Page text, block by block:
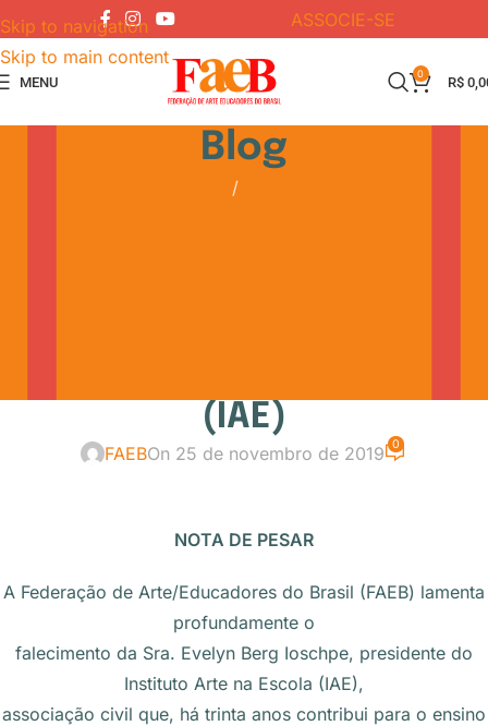
Skip to navigation
Skip to main content
ASSOCIE-SE
MENU 0 R$
Blog
(IAE)
FAEBOn 25 de novembro de 2019 0
NOTA DE PESAR
A Federação de Arte/Educadores do Brasil (FAEB) lamenta
profundamente o
falecimento da Sra. Evelyn Berg Ioschpe, presidente do
Instituto Arte na Escola (IAE),
associação civil que, há trinta anos contribui para o ensino